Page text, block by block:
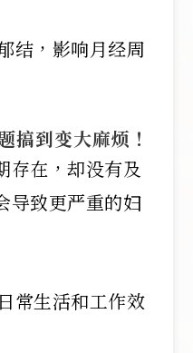
结，影响月经周
搞到变大麻烦！
存在，却没有及
导致更严重的妇
常生活和工作效